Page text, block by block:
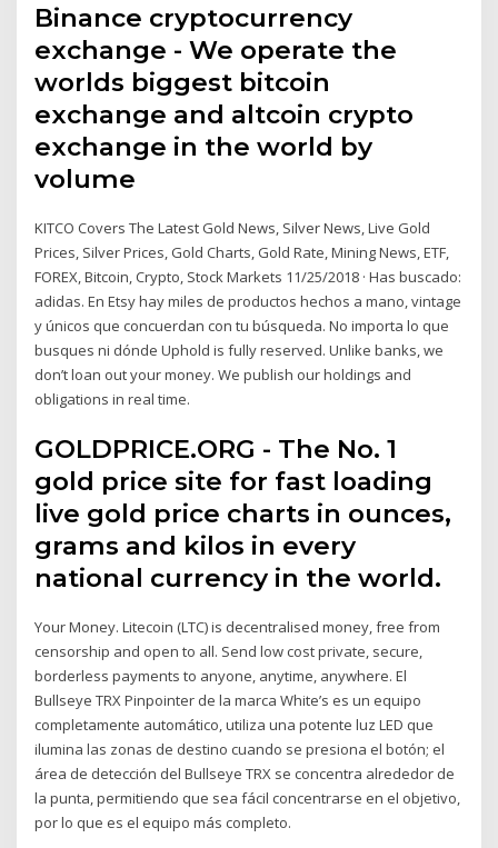
Binance cryptocurrency
exchange - We operate the
worlds biggest bitcoin
exchange and altcoin crypto
exchange in the world by
volume
KITCO Covers The Latest Gold News, Silver News, Live Gold
Prices, Silver Prices, Gold Charts, Gold Rate, Mining News, ETF,
FOREX, Bitcoin, Crypto, Stock Markets 11/25/2018 · Has buscado:
adidas. En Etsy hay miles de productos hechos a mano, vintage
y únicos que concuerdan con tu búsqueda. No importa lo que
busques ni dónde Uphold is fully reserved. Unlike banks, we
don’t loan out your money. We publish our holdings and
obligations in real time.
GOLDPRICE.ORG - The No. 1
gold price site for fast loading
live gold price charts in ounces,
grams and kilos in every
national currency in the world.
Your Money. Litecoin (LTC) is decentralised money, free from
censorship and open to all. Send low cost private, secure,
borderless payments to anyone, anytime, anywhere. El
Bullseye TRX Pinpointer de la marca White’s es un equipo
completamente automático, utiliza una potente luz LED que
ilumina las zonas de destino cuando se presiona el botón; el
área de detección del Bullseye TRX se concentra alrededor de
la punta, permitiendo que sea fácil concentrarse en el objetivo,
por lo que es el equipo más completo.